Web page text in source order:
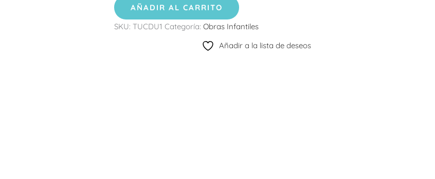
AÑADIR AL CARRITO
SKU: TUCDU1 Categoría: Obras Infantiles
Añadir a la lista de deseos